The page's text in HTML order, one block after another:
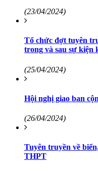
(23/04/2024)
Tổ chức đợt tuyên
trong và sau sự kiện
(25/04/2024)
Hội nghị giao ban
(26/04/2024)
Tuyên truyền về
THPT